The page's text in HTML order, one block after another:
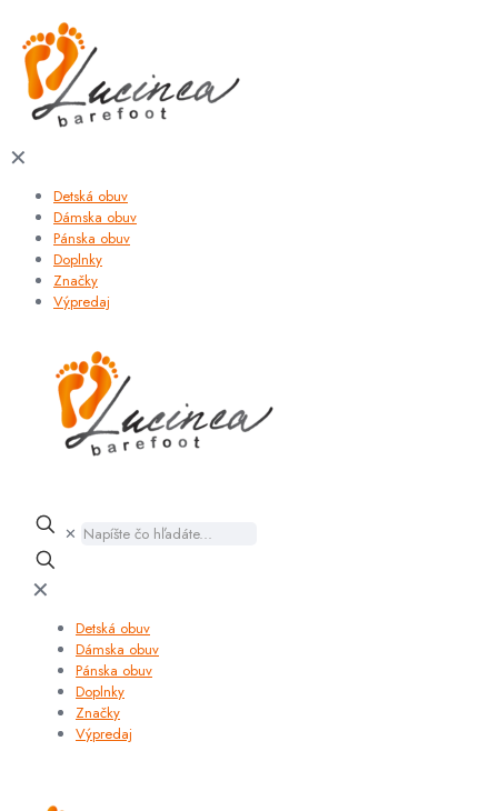
✕
Detská obuv
Dámska obuv
Pánska obuv
Doplnky
Značky
Výpredaj
✕
✕
Detská obuv
Dámska obuv
Pánska obuv
Doplnky
Značky
Výpredaj